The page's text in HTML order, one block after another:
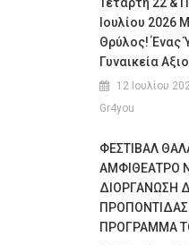
Ιουλίου 2026
Θρύλος! Ένας
Γυναικεία
12 Ιουλίου
Gr4you
ΦΕΣΤΙΒΑΛ
ΑΜΦΙΘΕΑΤΡΟ
ΔΙΟΡΓΑΝΩΣΗ
ΠΡΟΓΡΑΜΜΑ